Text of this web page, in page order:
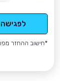
*חישוב ההחזר